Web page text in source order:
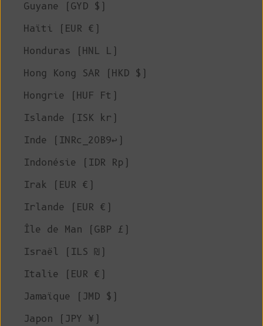
Guyane (GYD $)
Haïti (EUR €)
Honduras (HNL L)
Hong Kong SAR (HKD $)
Hongrie (HUF Ft)
Islande (ISK kr)
Inde (INRc_20B9↩)
Indonésie (IDR Rp)
Irak (EUR €)
Irlande (EUR €)
Île de Man (GBP £)
Israël (ILS ₪)
Italie (EUR €)
Jamaïque (JMD $)
Japon (JPY ¥)